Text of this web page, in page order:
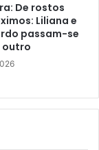
De rostos
Liliana e
passam-se
outro